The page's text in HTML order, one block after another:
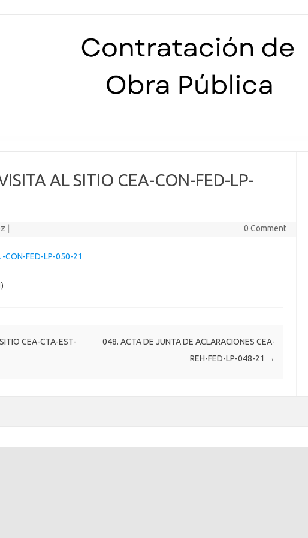
AL SITIO CEA-CON-FED-LP-
0 Comment
-CON-FED-LP-050-21
CEA-CTA-EST-
048. ACTA DE JUNTA DE ACLARACIONES CEA-
REH-FED-LP-048-21 →